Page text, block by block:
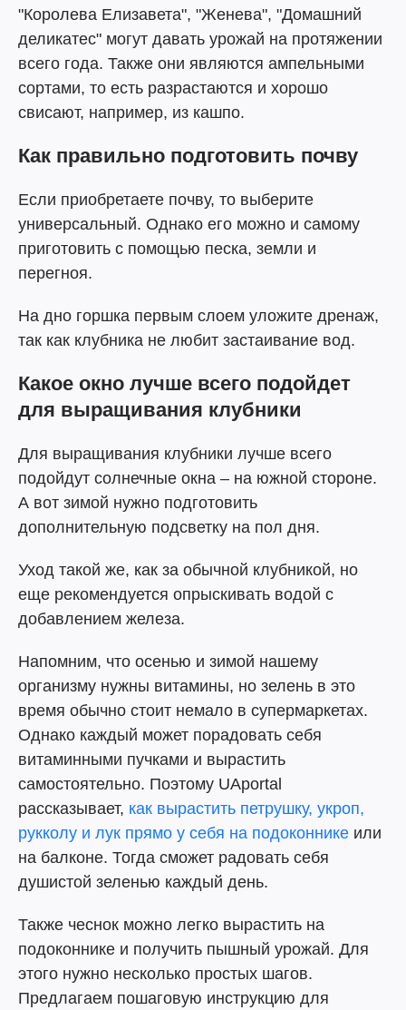
"Королева Елизавета", "Женева", "Домашний
деликатес" могут давать урожай на протяжении
всего года. Также они являются ампельными
сортами, то есть разрастаются и хорошо
свисают, например, из кашпо.
Как правильно подготовить почву
Если приобретаете почву, то выберите
универсальный. Однако его можно и самому
приготовить с помощью песка, земли и
перегноя.
На дно горшка первым слоем уложите дренаж,
так как клубника не любит застаивание вод.
Какое окно лучше всего подойдет
для выращивания клубники
Для выращивания клубники лучше всего
подойдут солнечные окна – на южной стороне.
А вот зимой нужно подготовить
дополнительную подсветку на пол дня.
Уход такой же, как за обычной клубникой, но
еще рекомендуется опрыскивать водой с
добавлением железа.
Напомним, что осенью и зимой нашему
организму нужны витамины, но зелень в это
время обычно стоит немало в супермаркетах.
Однако каждый может порадовать себя
витаминными пучками и вырастить
самостоятельно. Поэтому UAportal
рассказывает, как вырастить петрушку, укроп,
рукколу и лук прямо у себя на подоконнике или
на балконе. Тогда сможет радовать себя
душистой зеленью каждый день.
Также чеснок можно легко вырастить на
подоконнике и получить пышный урожай. Для
этого нужно несколько простых шагов.
Предлагаем пошаговую инструкцию для